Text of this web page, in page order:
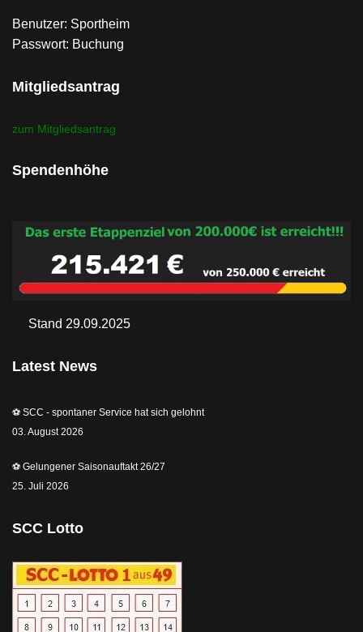
Benutzer: Sportheim
Passwort: Buchung
Mitgliedsantrag
zum Mitgliedsantrag
Spendenhöhe
Stand 29.09.2025
Latest News
⚽️ SCC - spontaner Service hat sich gelohnt
03. August 2026
⚽️ Gelungener Saisonauftakt 26/27
25. Juli 2026
SCC Lotto